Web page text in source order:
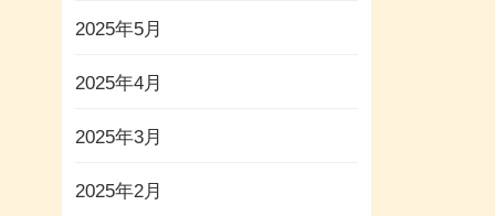
2025年5月
2025年4月
2025年3月
2025年2月